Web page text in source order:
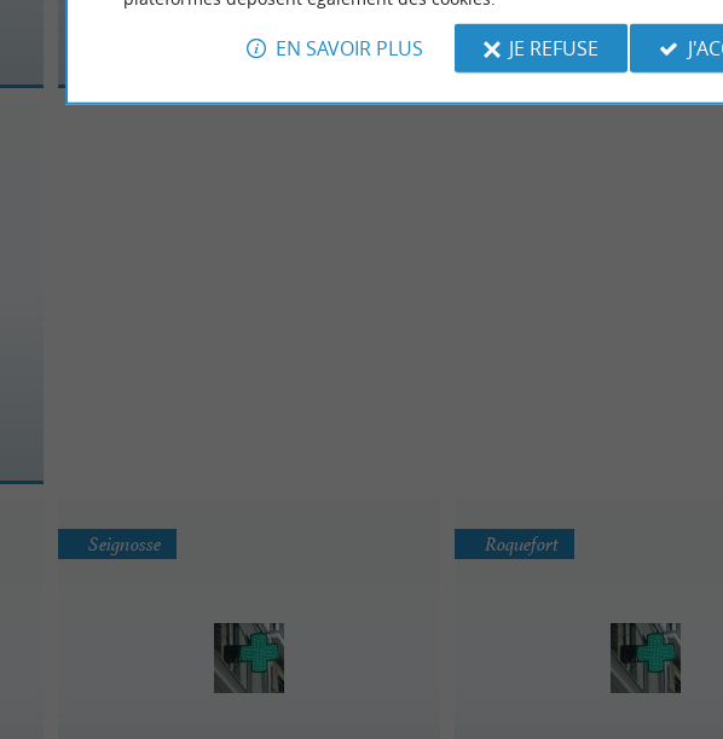
Seignosse Roquefort
EN SAVOIR PLUS JE REFUSE